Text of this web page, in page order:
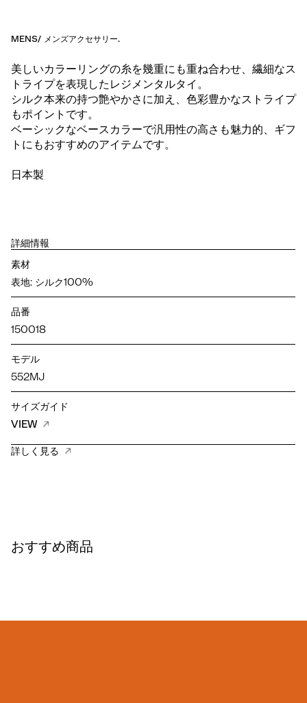
MENS/ メンズアクセサリー.
美しいカラーリングの糸を幾重にも重ね合わせ、繊細なス
トライプを表現したレジメンタルタイ。
シルク本来の持つ艶やかさに加え、色彩豊かなストライプ
もポイントです。
ベーシックなベースカラーで汎用性の高さも魅力的、ギフ
トにもおすすめのアイテムです。
日本製
詳細情報
素材
表地: シルク100%
品番
150018
モデル
552MJ
サイズガイド
VIEW
詳しく見る
おすすめ商品